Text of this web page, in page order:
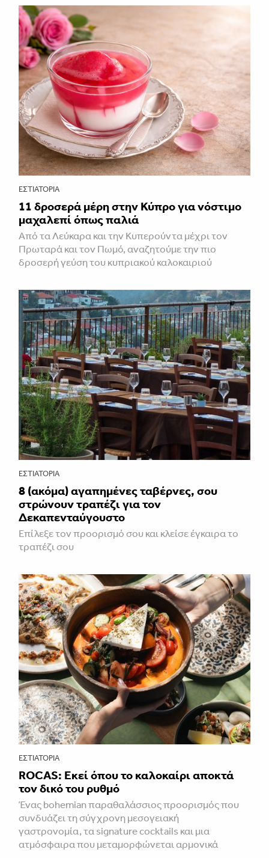
ΕΣΤΙΑΤΌΡΙΑ
11 δροσερά μέρη στην Κύπρο για νόστιμο
μαχαλεπί όπως παλιά
Από τα Λεύκαρα και την Κυπερούντα μέχρι τον
Πρωταρά και τον Πωμό, αναζητούμε την πιο
δροσερή γεύση του κυπριακού καλοκαιριού
ΕΣΤΙΑΤΌΡΙΑ
8 (ακόμα) αγαπημένες ταβέρνες, σου
στρώνουν τραπέζι για τον
Δεκαπενταύγουστο
Επίλεξε τον προορισμό σου και κλείσε έγκαιρα το
τραπέζι σου
ΕΣΤΙΑΤΌΡΙΑ
ROCAS: Εκεί όπου το καλοκαίρι αποκτά
τον δικό του ρυθμό
Ένας bohemian παραθαλάσσιος προορισμός που
συνδυάζει τη σύγχρονη μεσογειακή
γαστρονομία, τα signature cocktails και μια
ατμόσφαιρα που μεταμορφώνεται αρμονικά